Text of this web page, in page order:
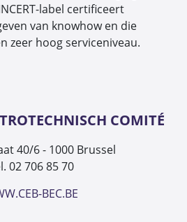
label certificeert
van knowhow en die
zeer hoog serviceniveau.
COMITÉ
40/6 - 1000 Brussel
02 706 85 70
BEC.BE